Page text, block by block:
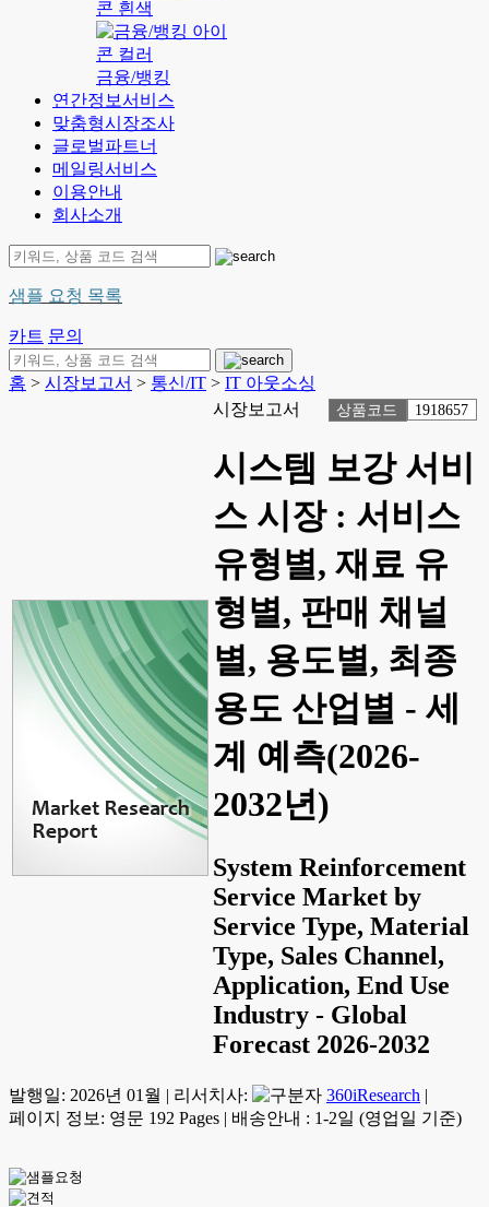
금융/뱅킹
연간정보서비스
맞춤형시장조사
글로벌파트너
메일링서비스
이용안내
회사소개
샘플 요청 목록
카트 문의
홈 > 시장보고서 > 통신/IT > IT 아웃소싱
시장보고서
상품코드 1918657
시스템 보강 서비
스 시장 : 서비스
유형별, 재료 유
형별, 판매 채널
별, 용도별, 최종
용도 산업별 - 세
계 예측(2026-
2032년)
System Reinforcement
Service Market by
Service Type, Material
Type, Sales Channel,
Application, End Use
Industry - Global
Forecast 2026-2032
발행일: 2026년 01월 | 리서치사: 360iResearch |
페이지 정보: 영문 192 Pages | 배송안내 : 1-2일 (영업일 기준)